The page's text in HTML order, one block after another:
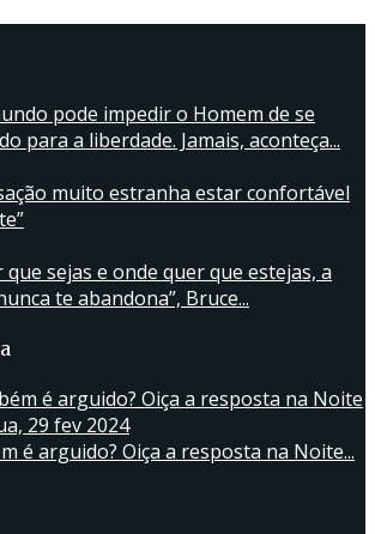
pode impedir o Homem de se
para a liberdade. Jamais, aconteça...
muito estranha estar confortável
que sejas e onde quer que estejas, a
te abandona”, Bruce...
é arguido? Oiça a resposta na Noite...